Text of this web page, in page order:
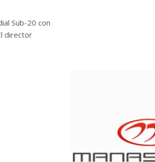
Sub-20 con
director